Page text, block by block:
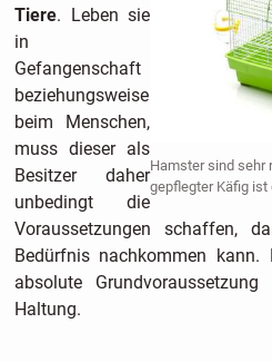
Hamster sind sehr
gepflegter Käfig
Tiere. Leben sie
in
Gefangenschaft
beziehungsweise
beim Menschen,
muss dieser als
Besitzer daher
unbedingt die
Voraussetzungen schaffen,
Bedürfnis nachkommen
absolute
Haltung.